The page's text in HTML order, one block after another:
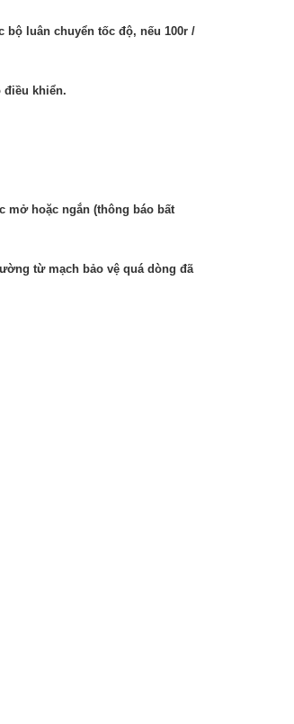
luân chuyển tốc độ, nếu 100r /
điều khiển.
hoặc ngắn (thông báo bất
từ mạch bảo vệ quá dòng đã